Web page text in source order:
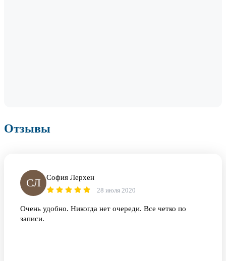
Отзывы
СЛ София Лерхен
28 июля 2020
Очень удобно. Никогда нет очереди. Все четко по
записи.